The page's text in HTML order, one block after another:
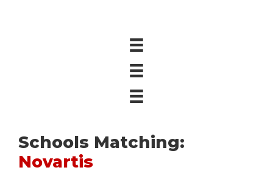
Schools Matching:
Novartis